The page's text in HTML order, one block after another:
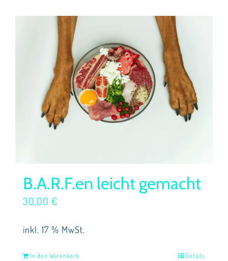
B.A.R.F.en leicht gemacht
30,00 €
inkl. 17 % MwSt.
In den Warenkorb Details